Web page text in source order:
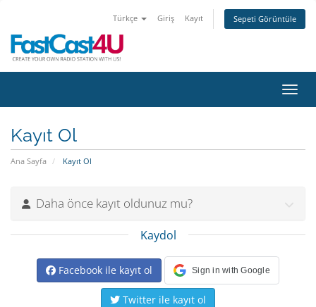
Türkçe Giriş Kayıt Sepeti Görüntüle
Kayıt Ol
Ana Sayfa Kayıt Ol
Daha önce kayıt oldunuz mu?
Kaydol
Facebook ile kayıt ol Sign in with Google
Twitter ile kayıt ol